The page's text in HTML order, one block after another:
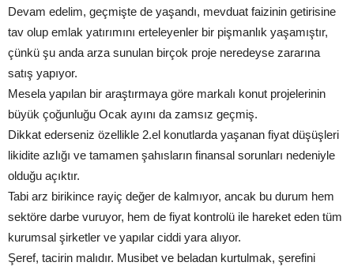
Devam edelim, geçmişte de yaşandı, mevduat faizinin getirisine
tav olup emlak yatırımını erteleyenler bir pişmanlık yaşamıştır,
çünkü şu anda arza sunulan birçok proje neredeyse zararına
satış yapıyor.
Mesela yapılan bir araştırmaya göre markalı konut projelerinin
büyük çoğunluğu Ocak ayını da zamsız geçmiş.
Dikkat ederseniz özellikle 2.el konutlarda yaşanan fiyat düşüşleri
likidite azlığı ve tamamen şahısların finansal sorunları nedeniyle
olduğu açıktır.
Tabi arz birikince rayiç değer de kalmıyor, ancak bu durum hem
sektöre darbe vuruyor, hem de fiyat kontrolü ile hareket eden tüm
kurumsal şirketler ve yapılar ciddi yara alıyor.
Şeref, tacirin malıdır. Musibet ve beladan kurtulmak, şerefini